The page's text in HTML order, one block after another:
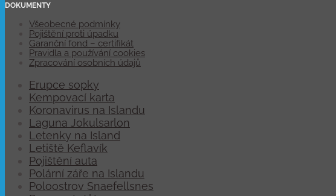
DOKUMENTY
Všeobecné podmínky
Pojištění proti úpadku
Garanční fond – certifikát
Pravidla a používání cookies
Zpracování osobních údajů
Erupce sopky
Kempovací karta
Koronavirus na Islandu
Laguna Jokulsarlon
Letenky na Island
Letiště Keflavík
Pojištění auta
Polární záře na Islandu
Poloostrov Snaefellsnes